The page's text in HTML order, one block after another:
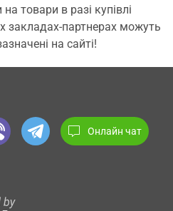
товари в разі купівлі
закладах-партнерах можуть
на сайті!
Онлайн чат